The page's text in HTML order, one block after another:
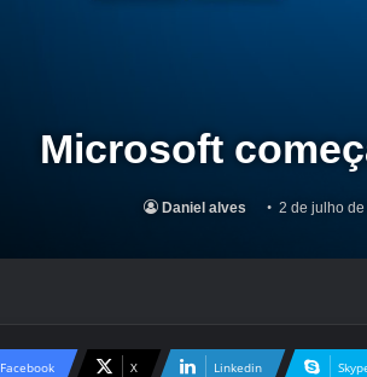
Microsoft
Daniel alves 2 de julho de
Facebook X Linkedin